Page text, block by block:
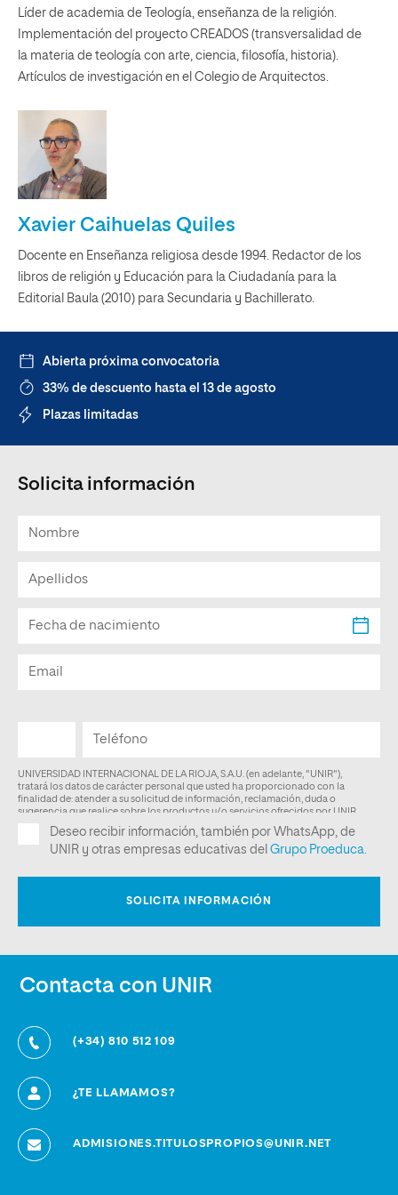
Líder de academia de Teología, enseñanza de la religión.
Implementación del proyecto CREADOS (transversalidad de
la materia de teología con arte, ciencia, filosofía, historia).
Artículos de investigación en el Colegio de Arquitectos.
Xavier Caihuelas Quiles
Docente en Enseñanza religiosa desde 1994. Redactor de los
libros de religión y Educación para la Ciudadanía para la
Editorial Baula (2010) para Secundaria y Bachillerato.
Abierta próxima convocatoria
33% de descuento hasta el 13 de agosto
Plazas limitadas
Solicita información
Contacta con UNIR
(+34) 810 512 109
¿TE LLAMAMOS?
ADMISIONES.TITULOSPROPIOS@UNIR.NET